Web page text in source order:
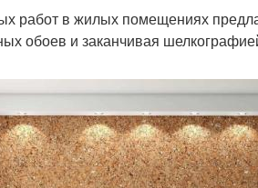
работ в жилых помещениях
обоев и заканчивая